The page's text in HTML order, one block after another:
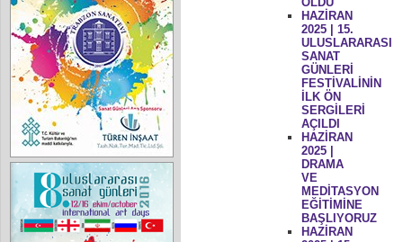
HAZİRAN
2025 | 15.
ULUSLARARASI
SANAT
GÜNLERİ
FESTİVALİNİN
İLK ÖN
SERGİLERİ
AÇILDI
HAZİRAN
2025 |
DRAMA
VE
MEDİTASYON
EĞİTİMİNE
BAŞLIYORUZ
HAZİRAN